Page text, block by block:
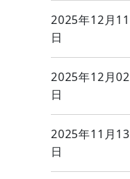
2025年12月11
日
2025年12月02
日
2025年11月13
日